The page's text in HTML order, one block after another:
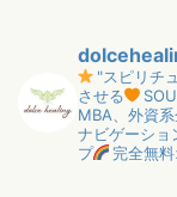
"スピリチ
させる
MBA、外資
ナビゲーショ
プ
完全無